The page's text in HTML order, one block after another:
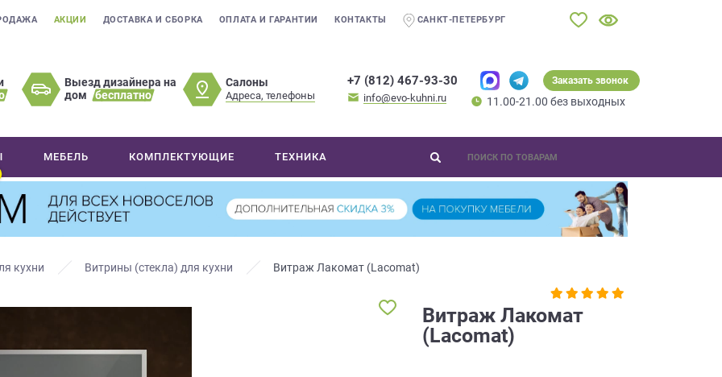
АКЦИИ ДОСТАВКА И СБОРКА ОПЛАТА И ГАРАНТИИ КОНТАКТЫ САНКТ-ПЕТЕРБУРГ
Выезд дизайнера на
дом
бесплатно
Салоны
Адреса, телефоны
+7 (812) 467-93-30
info@evo-kuhni.ru
Заказать звонок
11.00-21.00 без выходных
МЕБЕЛЬ КОМПЛЕКТУЮЩИЕ ТЕХНИКА
кухни Витрины (стекла) для кухни Витраж Лакомат (Lacomat)
Витраж Лакомат
(Lacomat)